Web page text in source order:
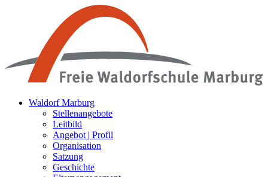
Waldorf Marburg
Stellenangebote
Leitbild
Angebot | Profil
Organisation
Satzung
Geschichte